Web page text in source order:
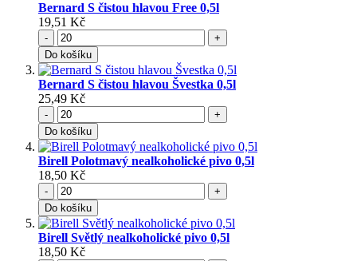
Bernard S čistou hlavou Free 0,5l
19,51 Kč
-
+
Do košíku
Bernard S čistou hlavou Švestka 0,5l
25,49 Kč
-
+
Do košíku
Birell Polotmavý nealkoholické pivo 0,5l
18,50 Kč
-
+
Do košíku
Birell Světlý nealkoholické pivo 0,5l
18,50 Kč